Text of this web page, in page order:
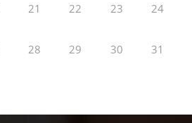
21 22 23 24
28 29 30 31